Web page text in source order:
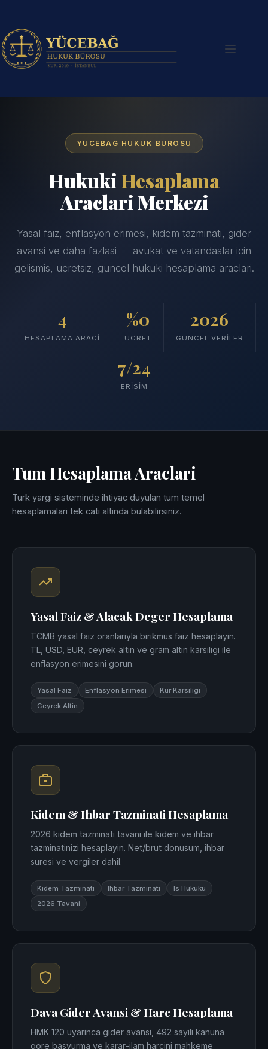
YUCEBAG HUKUK BUROSU
HukukiHesaplama
Araclari Merkezi
Yasal faiz, enflasyon erimesi, kidem tazminati, gider
avansi ve daha fazlasi — avukat ve vatandaslar icin
gelismis, ucretsiz, guncel hukuki hesaplama araclari.
4
HESAPLAMA ARACI
%0
UCRET
2026
GUNCEL VERILER
7/24
ERISIM
Tum Hesaplama Araclari
Turk yargi sisteminde ihtiyac duyulan tum temel
hesaplamalari tek cati altinda bulabilirsiniz.
Yasal Faiz & Alacak Deger Hesaplama
TCMB yasal faiz oranlariyla birikmus faiz hesaplayin.
TL, USD, EUR, ceyrek altin ve gram altin karsıligi ile
enflasyon erimesini gorun.
Yasal Faiz Enflasyon Erimesi
Kur Karsıligi
Ceyrek Altin
Kidem & Ihbar Tazminati Hesaplama
2026 kidem tazminati tavani ile kidem ve ihbar
tazminatinizi hesaplayin. Net/brut donusum, ihbar
suresi ve vergiler dahil.
Kidem Tazminati Ihbar Tazminati
Is Hukuku
2026 Tavani
Dava Gider Avansi & Harc Hesaplama
HMK 120 uyarinca gider avansi, 492 sayili kanuna
gore basvurma ve karar-ilam harcini mahkeme